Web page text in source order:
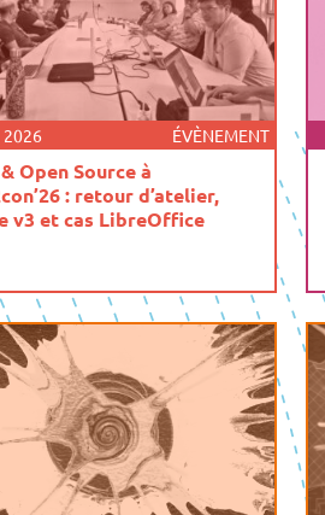
ÉVÈNEMENT
Open Source à
: retour d’atelier,
v3 et cas LibreOffice